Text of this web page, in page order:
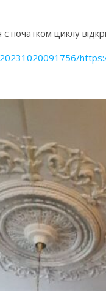
початком циклу